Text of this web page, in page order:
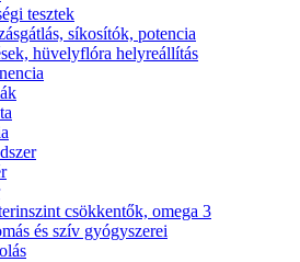
tesztek
síkosítók, potencia
hüvelyflóra helyreállítás
csökkentők, omega 3
és szív gyógyszerei